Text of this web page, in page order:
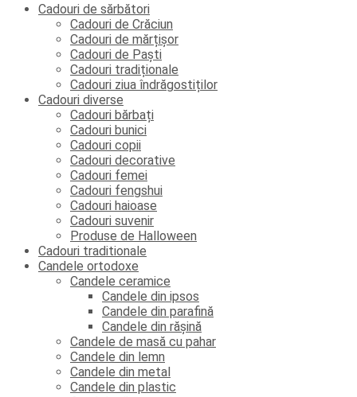
Cadouri de sărbători
Cadouri de Crăciun
Cadouri de mărțișor
Cadouri de Paști
Cadouri tradiționale
Cadouri ziua îndrăgostiților
Cadouri diverse
Cadouri bărbați
Cadouri bunici
Cadouri copii
Cadouri decorative
Cadouri femei
Cadouri fengshui
Cadouri haioase
Cadouri suvenir
Produse de Halloween
Cadouri traditionale
Candele ortodoxe
Candele ceramice
Candele din ipsos
Candele din parafină
Candele din rășină
Candele de masă cu pahar
Candele din lemn
Candele din metal
Candele din plastic